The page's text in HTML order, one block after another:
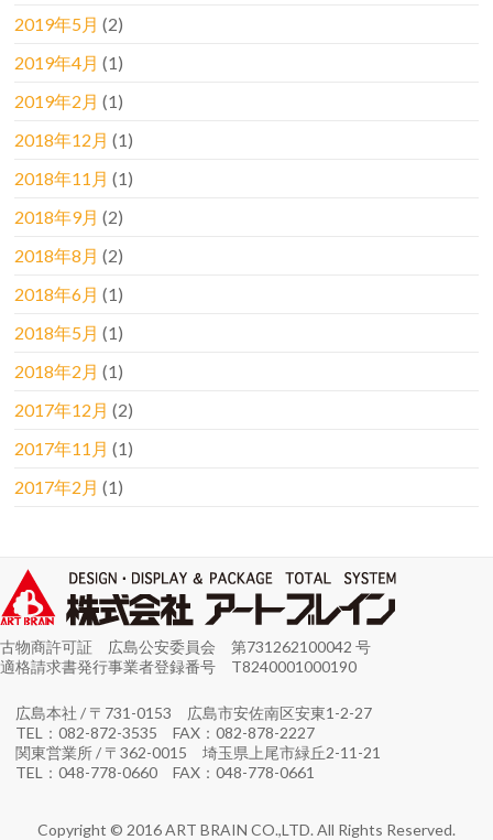
2019年5月 (2)
2019年4月 (1)
2019年2月 (1)
2018年12月 (1)
2018年11月 (1)
2018年9月 (2)
2018年8月 (2)
2018年6月 (1)
2018年5月 (1)
2018年2月 (1)
2017年12月 (2)
2017年11月 (1)
2017年2月 (1)
古物商許可証 広島公安委員会 第731262100042 号
適格請求書発行事業者登録番号 T8240001000190
広島本社 / 〒731-0153 広島市安佐南区安東1-2-27
TEL：082-872-3535 FAX：082-878-2227
関東営業所 / 〒362-0015 埼玉県上尾市緑丘2-11-21
TEL：048-778-0660 FAX：048-778-0661
Copyright © 2016 ART BRAIN CO.,LTD. All Rights Reserved.